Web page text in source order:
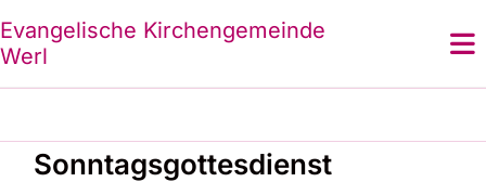
Evangelische Kirchengemeinde
Werl
Sonntagsgottesdienst